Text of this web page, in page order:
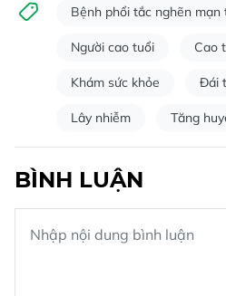
Bệnh phổi tắc nghẽn mạn
Người cao tuổi Cao
Khám sức khỏe Đái
Lây nhiễm Tăng
BÌNH LUẬN